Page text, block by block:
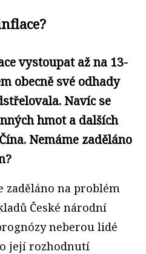
vystoupat až na 13-
obecně své odhady
Navíc se
hmot a dalších
Nemáme zaděláno
zaděláno na problém
České národní
neberou lidé
její rozhodnutí